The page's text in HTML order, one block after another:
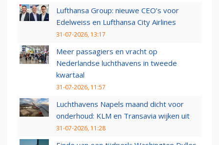
Lufthansa Group: nieuwe CEO’s voor
Edelweiss en Lufthansa City Airlines
31-07-2026, 13:17
Meer passagiers en vracht op
Nederlandse luchthavens in tweede
kwartaal
31-07-2026, 11:57
Luchthavens Napels maand dicht voor
onderhoud: KLM en Transavia wijken uit
31-07-2026, 11:28